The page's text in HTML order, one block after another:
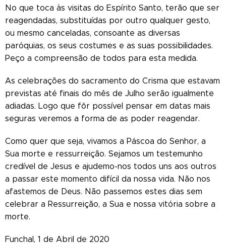
No que toca às visitas do Espírito Santo, terão que ser
reagendadas, substituídas por outro qualquer gesto,
ou mesmo canceladas, consoante as diversas
paróquias, os seus costumes e as suas possibilidades.
Peço a compreensão de todos para esta medida.
As celebrações do sacramento do Crisma que estavam
previstas até finais do mês de Julho serão igualmente
adiadas. Logo que fôr possível pensar em datas mais
seguras veremos a forma de as poder reagendar.
Como quer que seja, vivamos a Páscoa do Senhor, a
Sua morte e ressurreição. Sejamos um testemunho
credível de Jesus e ajudemo-nos todos uns aos outros
a passar este momento difícil da nossa vida. Não nos
afastemos de Deus. Não passemos estes dias sem
celebrar a Ressurreição, a Sua e nossa vitória sobre a
morte.
Funchal, 1 de Abril de 2020